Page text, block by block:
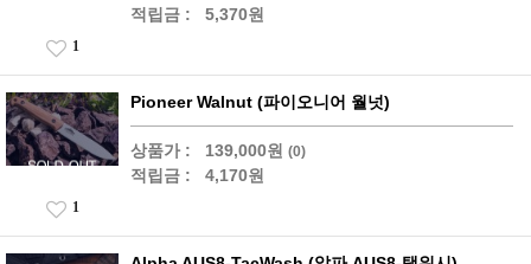
적립금 : 5,370원
1
Pioneer Walnut (파이오니어 월넛)
상품가 : 139,000원 (0)
적립금 : 4,170원
1